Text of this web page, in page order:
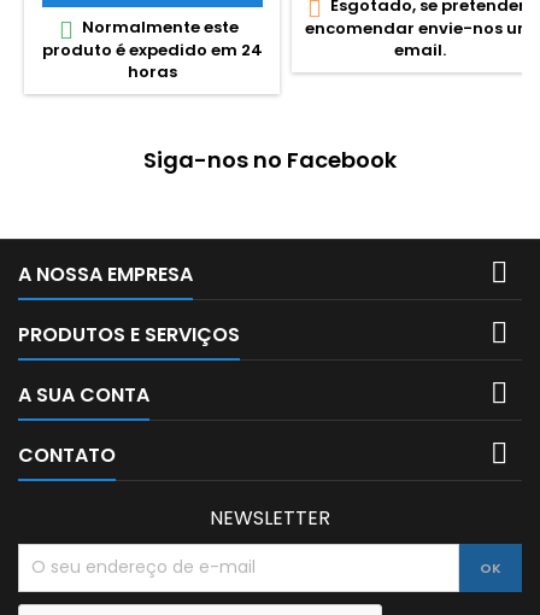
duradouro. jogo onde vence
quem conseguir colocar na
mesa todas as suas peças
em primeiro lugar. Este jogo
permite o desenvolvimento
práticamente todas as
idades. Recomendado para
 Normalmente este
produto é expedido em 24
horas
com número diferente de
peças (entre 12 e 25). Cor
identificativa no verso para
correspondência de peças
16x16cm. (por puzzle)
 Esgotado, se pretender
encomendar envie-nos um
email.
Siga-nos no Facebook
A NOSSA EMPRESA 
PRODUTOS E SERVIÇOS 
A SUA CONTA 
CONTATO 
NEWSLETTER